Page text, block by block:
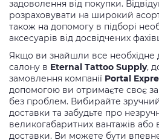
задоволення від покупки.
розраховувати на широкий
також на допомогу в підборі
аксесуарів від досвідчених
Якщо ви знайшли все необхідне
салону в Eternal Tattoo Supply,
замовлення компанії Portal
допомогою ви отримаєте своє
без проблем. Вибирайте
доставки та забудьте про
великогабаритних вантажів або
доставки. Ви можете бути